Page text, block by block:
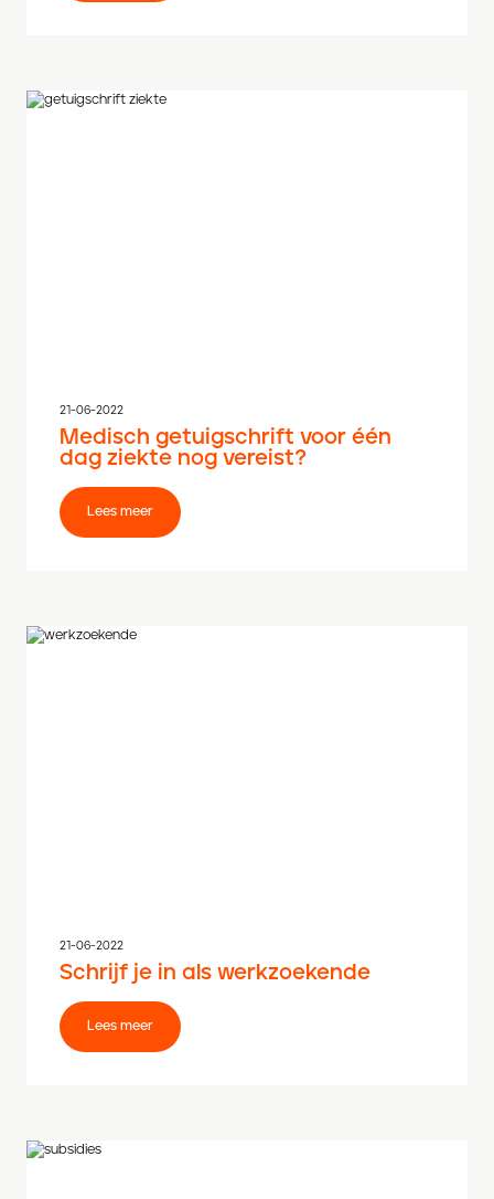
21-06-2022
Medisch getuigschrift voor één
dag ziekte nog vereist?
Lees meer
21-06-2022
Schrijf je in als werkzoekende
Lees meer